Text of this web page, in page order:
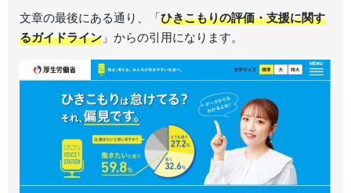
文章の最後にある通り、「ひきこもりの評価・支援に関す
るガイドライン 」からの引用になります。